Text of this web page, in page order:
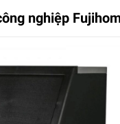
nghiệp